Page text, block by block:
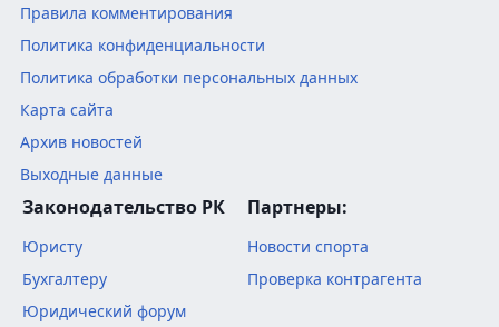
Правила комментирования
Политика конфиденциальности
Политика обработки персональных данных
Карта сайта
Архив новостей
Выходные данные
Законодательство РК
Юристу
Бухгалтеру
Юридический форум
Партнеры:
Новости спорта
Проверка контрагента